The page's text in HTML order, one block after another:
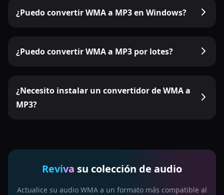
¿Puedo convertir WMA a MP3 en Windows?
¿Puedo convertir WMA a MP3 por lotes?
¿Necesito instalar un convertidor de WMA a
MP3?
Reviva su colección de audio
Actualice su audio WMA a un formato más compatible al